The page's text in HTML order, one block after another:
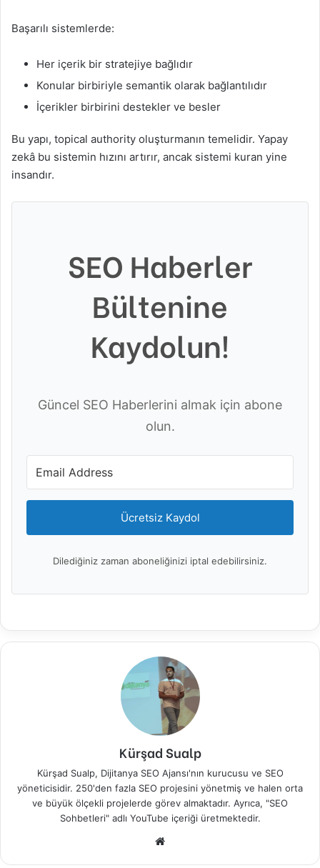
Başarılı sistemlerde:
Her içerik bir stratejiye bağlıdır
Konular birbiriyle semantik olarak bağlantılıdır
İçerikler birbirini destekler ve besler
Bu yapı, topical authority oluşturmanın temelidir. Yapay
zekâ bu sistemin hızını artırır, ancak sistemi kuran yine
insandır.
SEO Haberler
Bültenine
Kaydolun!
Güncel SEO Haberlerini almak için abone
olun.
Ücretsiz Kaydol
Dilediğiniz zaman aboneliğinizi iptal edebilirsiniz.
Kürşad Sualp
Kürşad Sualp, Dijitanya SEO Ajansı'nın kurucusu ve SEO
yöneticisidir. 250'den fazla SEO projesini yönetmiş ve halen orta
ve büyük ölçekli projelerde görev almaktadır. Ayrıca, "SEO
Sohbetleri" adlı YouTube içeriği üretmektedir.